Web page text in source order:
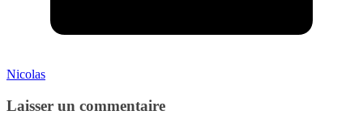
Nicolas
Laisser un commentaire